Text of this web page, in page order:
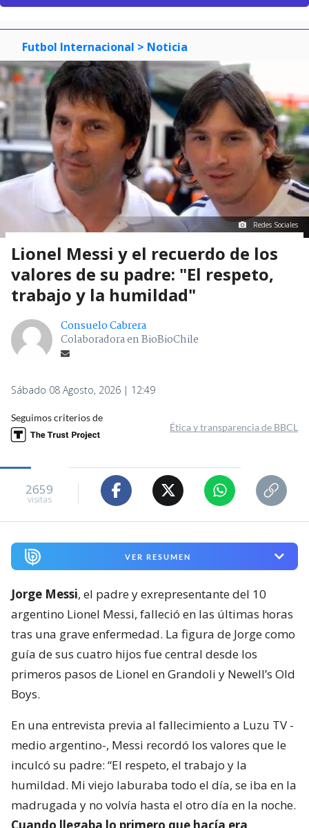
Futbol Internacional > Noticia
Redes Sociales
Lionel Messi y el recuerdo de los
valores de su padre: "El respeto,
trabajo y la humildad"
Consuelo Cabrera
Colaboradora en BioBioChile
Sábado 08 Agosto, 2026 | 12:49
Seguimos criterios de
Ética y transparencia de BBCL
2659
visitas
VER RESUMEN
Jorge Messi, el padre y exrepresentante del 10
argentino Lionel Messi, falleció en las últimas horas
tras una grave enfermedad. La figura de Jorge como
guía de sus cuatro hijos fue central desde los
primeros pasos de Lionel en Grandoli y Newell’s Old
Boys.
En una entrevista previa al fallecimiento a Luzu TV -
medio argentino-, Messi recordó los valores que le
inculcó su padre: “El respeto, el trabajo y la
humildad. Mi viejo laburaba todo el día, se iba en la
madrugada y no volvía hasta el otro día en la noche.